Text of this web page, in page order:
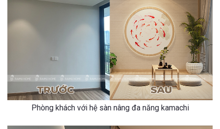
Phòng khách với hệ sàn nâng đa năng kamachi